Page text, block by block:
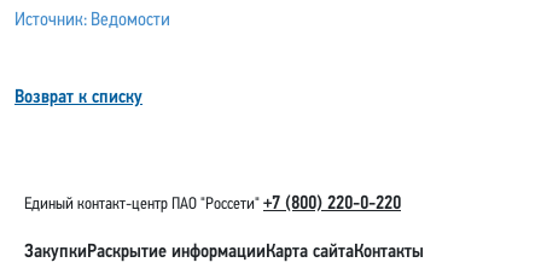
Источник: Ведомости
Возврат к списку
Единый контакт-центр ПАО "Россети" +7 (800) 220-0-220
ЗакупкиРаскрытие информацииКарта сайтаКонтакты